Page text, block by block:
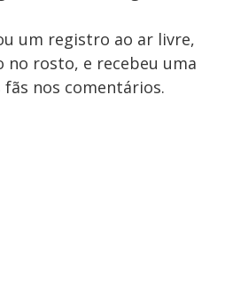
um registro ao ar livre,
no rosto, e recebeu uma
fãs nos comentários.